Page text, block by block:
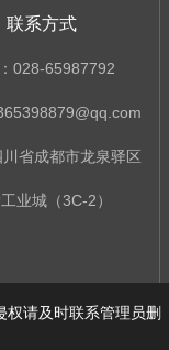
联系方式
028-65987792
省成都市龙泉驿区
业城（3C-2）
请及时联系管理员删